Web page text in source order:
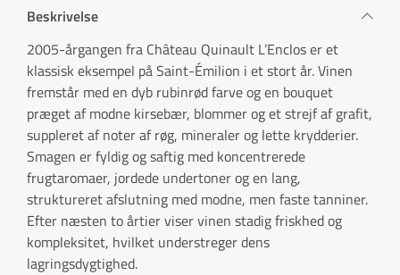
Beskrivelse
2005-årgangen fra Château Quinault L’Enclos er et
klassisk eksempel på Saint-Émilion i et stort år. Vinen
fremstår med en dyb rubinrød farve og en bouquet
præget af modne kirsebær, blommer og et strejf af grafit,
suppleret af noter af røg, mineraler og lette krydderier.
Smagen er fyldig og saftig med koncentrerede
frugtaromaer, jordede undertoner og en lang,
struktureret afslutning med modne, men faste tanniner.
Efter næsten to årtier viser vinen stadig friskhed og
kompleksitet, hvilket understreger dens
lagringsdygtighed.